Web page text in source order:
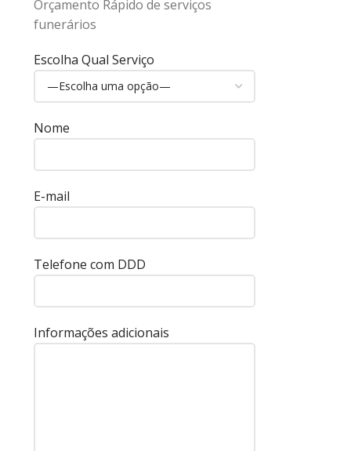
Orçamento Rápido de serviços
funerários
Escolha Qual Serviço
Nome
E-mail
Telefone com DDD
Informações adicionais